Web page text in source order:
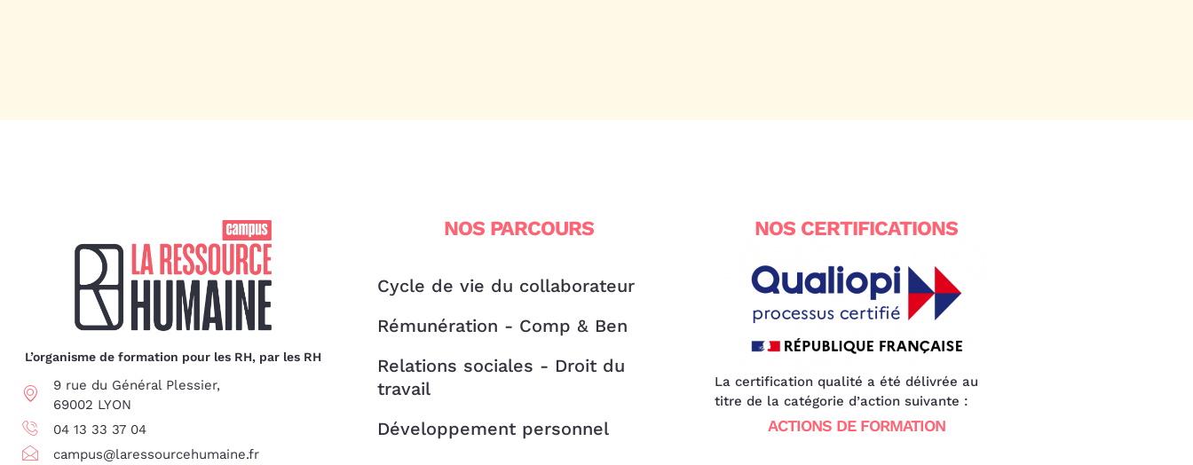
L’organisme de formation pour les RH, par les RH
9 rue du Général Plessier,
69002 LYON
04 13 33 37 04
campus@laressourcehumaine.fr
NOS PARCOURS
Cycle de vie du collaborateur
Rémunération - Comp & Ben
Relations sociales - Droit du
travail
Développement personnel
NOS CERTIFICATIONS
La certification qualité a été délivrée au
titre de la catégorie d’action suivante :
ACTIONS DE FORMATION